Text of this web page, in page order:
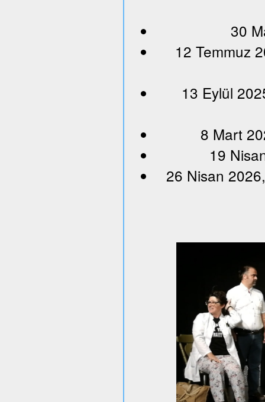
30
12 Temmuz
13 Eylül
8 Mart
19
26 Nisan